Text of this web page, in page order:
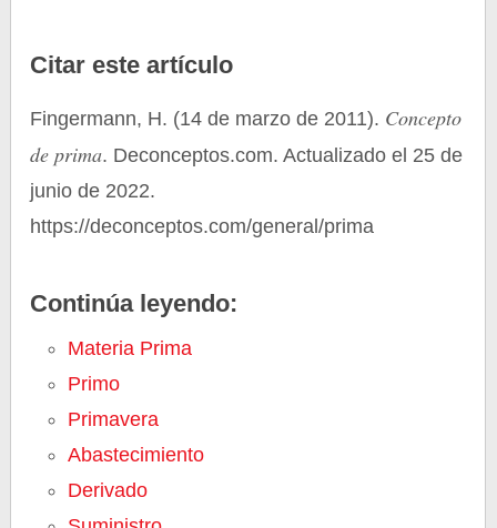
Citar este artículo
Fingermann, H. (14 de marzo de 2011). Concepto
de prima. Deconceptos.com. Actualizado el 25 de
junio de 2022.
https://deconceptos.com/general/prima
Continúa leyendo:
Materia Prima
Primo
Primavera
Abastecimiento
Derivado